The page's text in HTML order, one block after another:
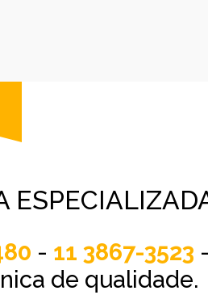
- 11 3867-3523
de qualidade.